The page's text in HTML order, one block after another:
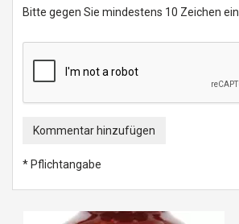
Bitte gegen Sie mindestens 10 Zeichen ein.
Kommentar hinzufügen
* Pflichtangabe